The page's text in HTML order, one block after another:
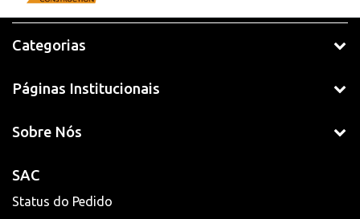
Categorias
Páginas Institucionais
Sobre Nós
SAC
Status do Pedido